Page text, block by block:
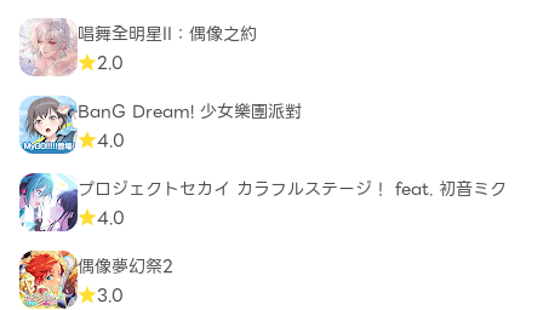
唱舞全明星II：偶像之約
2.0
BanG Dream! 少女樂團派對
4.0
プロジェクトセカイ カラフルステージ！ feat. 初音ミク
4.0
偶像夢幻祭2
3.0